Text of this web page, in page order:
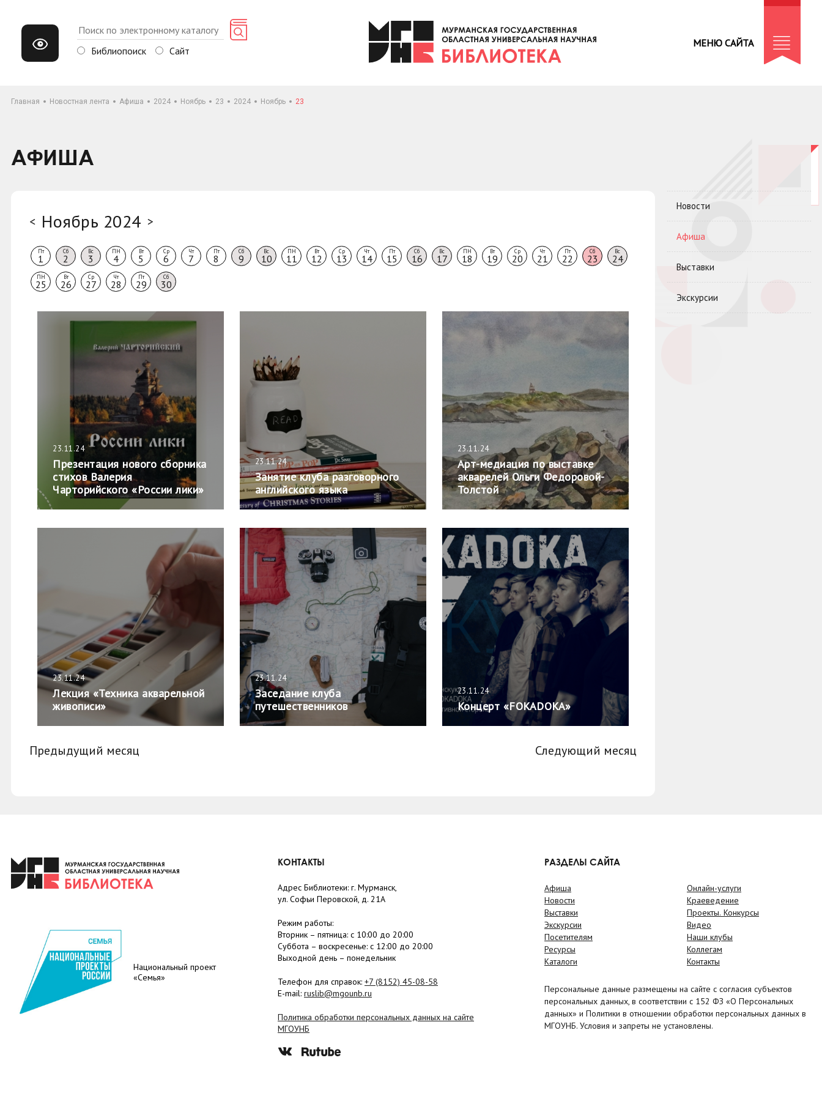
Библиопоиск Сайт
МЕНЮ САЙТА
Главная Новостная лента Афиша 2024 Ноябрь 23 2024 Ноябрь 23
АФИША
< Ноябрь 2024 >
Пт
1
Сб
2
Вс
3
ПН
4
Вт
5
Ср
6
Чт
7
Пт
8
Сб
9
Вс
10
ПН
11
Вт
12
Ср
13
Чт
14
Пт
15
Сб
16
Вс
17
ПН
18
Вт
19
Ср
20
Чт
21
Пт
22
Сб
23
Вс
24
ПН
25
Вт
26
Ср
27
Чт
28
Пт
29
Сб
30
23.11.24
Презентация нового сборника
стихов Валерия
Чарторийского «России лики»
23.11.24
Занятие клуба разговорного
английского языка
23.11.24
Арт-медиация по выставке
акварелей Ольги Федоровой-
Толстой
23.11.24
Лекция «Техника акварельной
живописи»
23.11.24
Заседание клуба
путешественников
23.11.24
Концерт «FOKADOKA»
Предыдущий месяц Следующий месяц
Новости
Афиша
Выставки
Экскурсии
Национальный проект
«Семья»
КОНТАКТЫ
Адрес Библиотеки: г. Мурманск,
ул. Софьи Перовской, д. 21А
Режим работы:
Вторник – пятница: с 10:00 до 20:00
Суббота – воскресенье: c 12:00 до 20:00
Выходной день – понедельник
Телефон для справок: +7 (8152) 45-08-58
E-mail: ruslib@mgounb.ru
Политика обработки персональных данных на сайте
МГОУНБ
РАЗДЕЛЫ САЙТА
Афиша
Новости
Выставки
Экскурсии
Посетителям
Ресурсы
Каталоги
Онлайн-услуги
Краеведение
Проекты. Конкурсы
Видео
Наши клубы
Коллегам
Контакты
Персональные данные размещены на сайте с согласия субъектов
персональных данных, в соответствии с 152 ФЗ «О Персональных
данных» и Политики в отношении обработки персональных данных в
МГОУНБ. Условия и запреты не установлены.